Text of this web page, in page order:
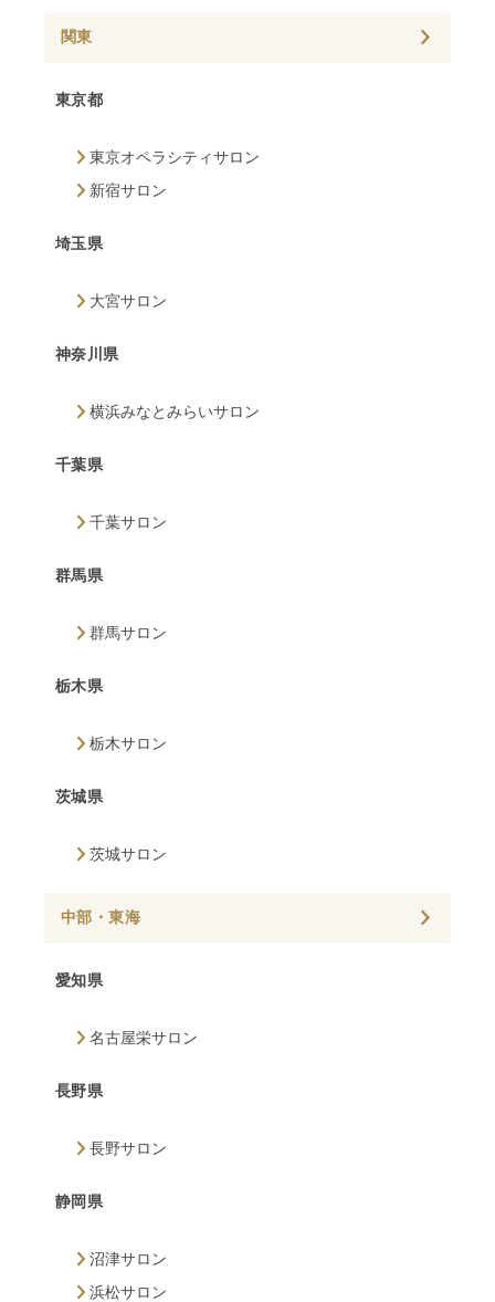
関東
東京都
東京オペラシティサロン
新宿サロン
埼玉県
大宮サロン
神奈川県
横浜みなとみらいサロン
千葉県
千葉サロン
群馬県
群馬サロン
栃木県
栃木サロン
茨城県
茨城サロン
中部・東海
愛知県
名古屋栄サロン
長野県
長野サロン
静岡県
沼津サロン
浜松サロン